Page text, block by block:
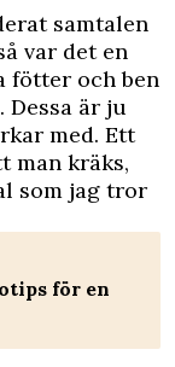
samtalen
var det en
fötter och ben
Dessa är ju
med. Ett
man kräks,
som jag tror
för en